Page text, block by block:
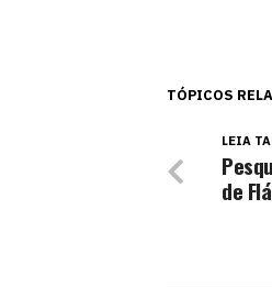
TÓPICOS
LEIA
de